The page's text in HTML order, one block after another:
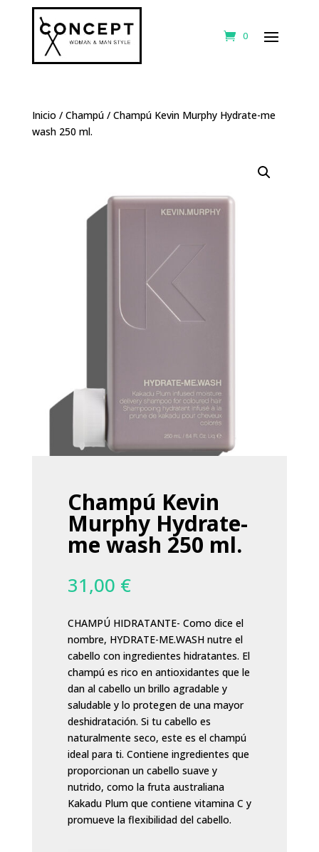
0
Inicio / Champú/ Champú Kevin Murphy Hydrate-me
wash 250 ml.
Champú Kevin
Murphy Hydrate-
me wash 250 ml.
31,00 €
CHAMPÚ HIDRATANTE- Como dice el
nombre, HYDRATE-ME.WASH nutre el
cabello con ingredientes hidratantes. El
champú es rico en antioxidantes que le
dan al cabello un brillo agradable y
saludable y lo protegen de una mayor
deshidratación. Si tu cabello es
naturalmente seco, este es el champú
ideal para ti. Contiene ingredientes que
proporcionan un cabello suave y
nutrido, como la fruta australiana
Kakadu Plum que contiene vitamina C y
promueve la flexibilidad del cabello.